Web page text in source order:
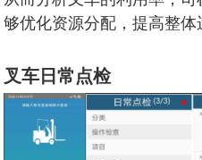
够优化资源分配，提高整体
叉车日常点检